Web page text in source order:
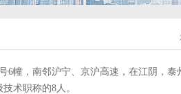
幢，南邻沪宁、京沪高速，在江阴，
术职称的8人。